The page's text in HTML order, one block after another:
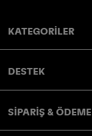
KATEGORİLER
DESTEK
SİPARİŞ & ÖDEME